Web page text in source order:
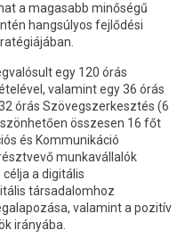
a magasabb minőségű
hangsúlyos fejlődési
egy 120 órás
valamint egy 36 órás
órás Szövegszerkesztés (6
összesen 16 főt
és Kommunikáció
munkavállalók
a digitális
társadalomhoz
valamint a pozitív
irányába.